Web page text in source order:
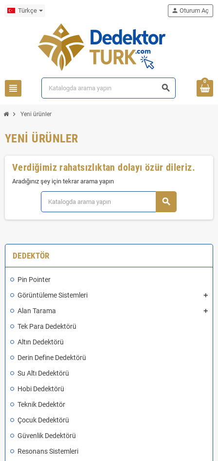
Türkçe
view_headline search
person Oturum Aç
0
chevron_right Yeni ürünler
DEDEKTÖR
Pin Pointer
Görüntüleme Sistemleri
Alan Tarama
Tek Para Dedektörü
Altın Dedektörü
Derin Define Dedektörü
Su Altı Dedektörü
Hobi Dedektörü
Teknik Dedektör
Çocuk Dedektörü
Güvenlik Dedektörü
Resonans Sistemleri
YENI ÜRÜNLER
Verdiğimiz rahatsızlıktan dolayı özür dileriz.
Aradığınız şey için tekrar arama yapın
search